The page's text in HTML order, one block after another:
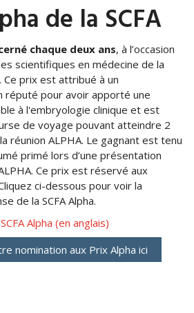
de la SCFA
chaque deux ans, à l’occasion
scientifiques en médecine de la
Ce prix est attribué à un
réputé pour avoir apporté une
à l'embryologie clinique et est
de voyage pouvant atteindre 2
réunion ALPHA. Le gagnant est tenu
primé lors d’une présentation
Ce prix est réservé aux
ci-dessous pour voir la
de la SCFA Alpha.
Alpha (en anglais)
nomination aux Prix Alpha ici